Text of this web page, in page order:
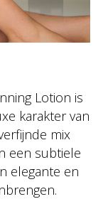
Lotion is
karakter van
mix
een subtiele
elegante en